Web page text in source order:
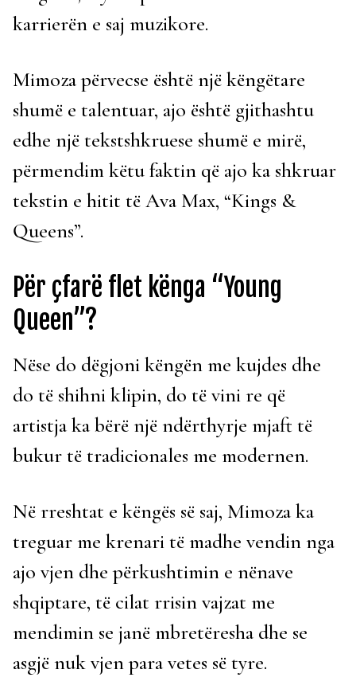
karrierën e saj muzikore.
Mimoza përvecse është një këngëtare
shumë e talentuar, ajo është gjithashtu
edhe një tekstshkruese shumë e mirë,
përmendim këtu faktin që ajo ka shkruar
tekstin e hitit të Ava Max, “Kings &
Queens”.
Për çfarë flet kënga “Young
Queen”?
Nëse do dëgjoni këngën me kujdes dhe
do të shihni klipin, do të vini re që
artistja ka bërë një ndërthyrje mjaft të
bukur të tradicionales me modernen.
Në rreshtat e këngës së saj, Mimoza ka
treguar me krenari të madhe vendin nga
ajo vjen dhe përkushtimin e nënave
shqiptare, të cilat rrisin vajzat me
mendimin se janë mbretëresha dhe se
asgjë nuk vjen para vetes së tyre.